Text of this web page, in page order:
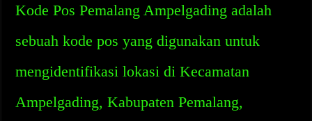
Kode Pos Pemalang Ampelgading adalah
sebuah kode pos yang digunakan untuk
mengidentifikasi lokasi di Kecamatan
Ampelgading, Kabupaten Pemalang,